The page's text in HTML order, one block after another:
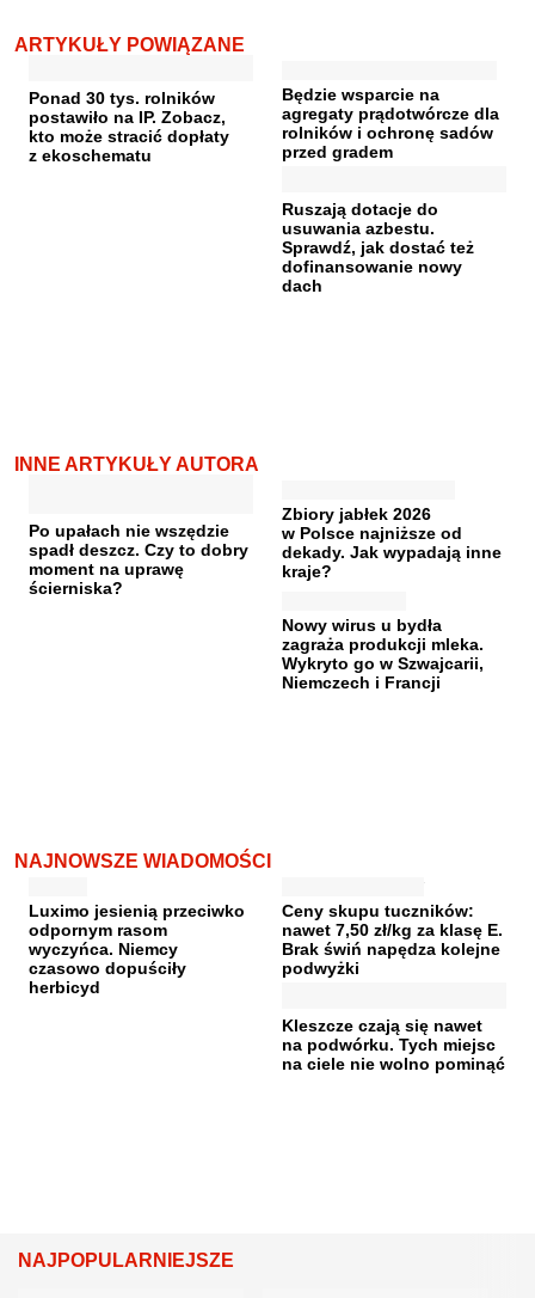
ARTYKUŁY POWIĄZANE
Ponad 30 tys. rolników
postawiło na IP. Zobacz,
kto może stracić dopłaty
z ekoschematu
Będzie wsparcie na
agregaty prądotwórcze dla
rolników i ochronę sadów
przed gradem
Ruszają dotacje do
usuwania azbestu.
Sprawdź, jak dostać też
dofinansowanie nowy
dach
INNE ARTYKUŁY AUTORA
Po upałach nie wszędzie
spadł deszcz. Czy to dobry
moment na uprawę
ścierniska?
Zbiory jabłek 2026
w Polsce najniższe od
dekady. Jak wypadają inne
kraje?
Nowy wirus u bydła
zagraża produkcji mleka.
Wykryto go w Szwajcarii,
Niemczech i Francji
NAJNOWSZE WIADOMOŚCI
Luximo jesienią przeciwko
odpornym rasom
wyczyńca. Niemcy
czasowo dopuściły
herbicyd
Ceny skupu tuczników:
nawet 7,50 zł/kg za klasę E.
Brak świń napędza kolejne
podwyżki
Kleszcze czają się nawet
na podwórku. Tych miejsc
na ciele nie wolno pominąć
NAJPOPULARNIEJSZE